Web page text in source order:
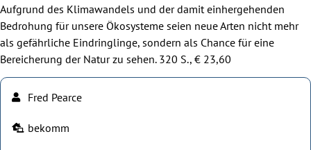
Aufgrund des Klimawandels und der damit einhergehenden
Bedrohung für unsere Ökosysteme seien neue Arten nicht mehr
als gefährliche Eindringlinge, sondern als Chance für eine
Bereicherung der Natur zu sehen. 320 S., € 23,60
Fred Pearce
bekomm